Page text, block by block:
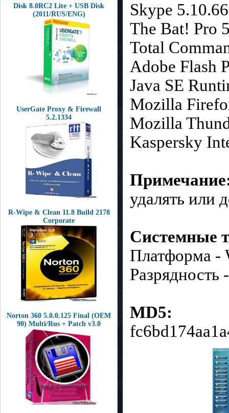
Disk 8.0RC2 Lite + USB Disk
(2011/RUS/ENG)
UserGate Proxy & Firewall
5.2.1334
R-Wipe & Clean 11.8 Build 2178
Corporate
Norton 360 5.0.0.125 Final (OEM
90) Multi/Rus + Patch v3.0
Skype
The Bat! Pro
Total
Adobe Flash
Java SE
Mozilla
Mozilla
Kaspersky
удалять или
Системные
Платформа -
MD5: